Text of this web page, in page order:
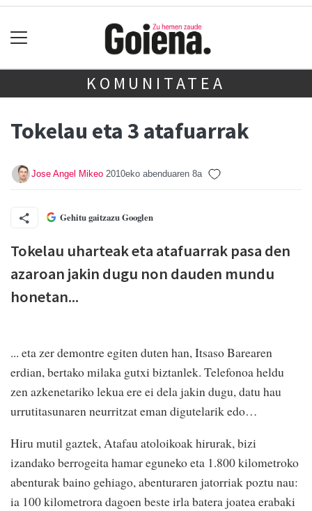
KOMUNITATEA
Tokelau eta 3 atafuarrak
Jose Angel Mikeo 2010eko abenduaren 8a
Gehitu gaitzazu Googlen
Tokelau uharteak eta atafuarrak pasa den
azaroan jakin dugu non dauden mundu
honetan...
... eta zer demontre egiten duten han, Itsaso Barearen
erdian, bertako milaka gutxi biztanlek. Telefonoa heldu
zen azkenetariko lekua ere ei dela jakin dugu, datu hau
urrutitasunaren neurritzat eman digutelarik edo…
Hiru mutil gaztek, Atafau atoloikoak hirurak, bizi
izandako berrogeita hamar eguneko eta 1.800 kilometroko
abenturak baino gehiago, abenturaren jatorriak poztu nau:
ia 100 kilometrora dagoen beste irla batera joatea erabaki